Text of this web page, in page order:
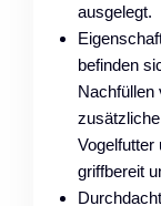
ausgelegt.
befinden
Nachfüllen
Vogelfutter
griffbereit